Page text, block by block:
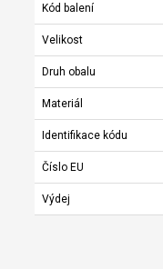
Kód balení
Velikost
Druh obalu
Materiál
Identifikace kódu
Číslo EU
Výdej